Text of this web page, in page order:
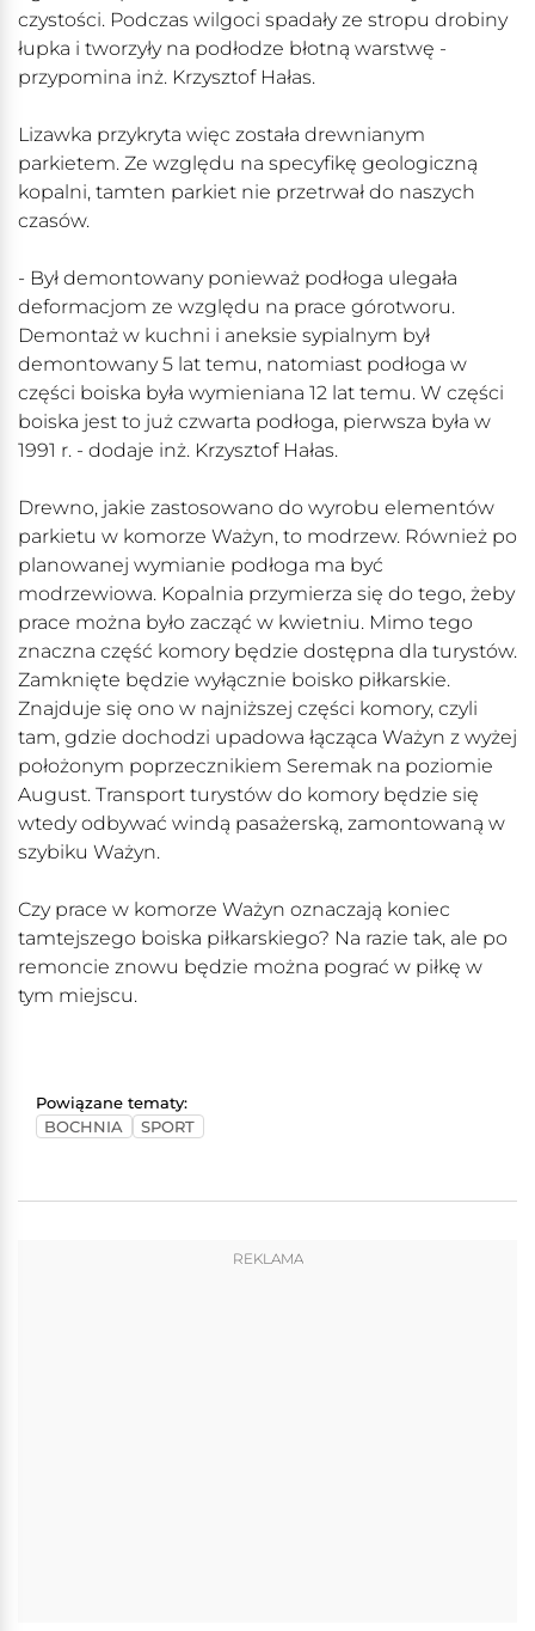
czystości. Podczas wilgoci spadały ze stropu drobiny
łupka i tworzyły na podłodze błotną warstwę -
przypomina inż. Krzysztof Hałas.
Lizawka przykryta więc została drewnianym
parkietem. Ze względu na specyfikę geologiczną
kopalni, tamten parkiet nie przetrwał do naszych
czasów.
- Był demontowany ponieważ podłoga ulegała
deformacjom ze względu na prace górotworu.
Demontaż w kuchni i aneksie sypialnym był
demontowany 5 lat temu, natomiast podłoga w
części boiska była wymieniana 12 lat temu. W części
boiska jest to już czwarta podłoga, pierwsza była w
1991 r. - dodaje inż. Krzysztof Hałas.
Drewno, jakie zastosowano do wyrobu elementów
parkietu w komorze Ważyn, to modrzew. Również po
planowanej wymianie podłoga ma być
modrzewiowa. Kopalnia przymierza się do tego, żeby
prace można było zacząć w kwietniu. Mimo tego
znaczna część komory będzie dostępna dla turystów.
Zamknięte będzie wyłącznie boisko piłkarskie.
Znajduje się ono w najniższej części komory, czyli
tam, gdzie dochodzi upadowa łącząca Ważyn z wyżej
położonym poprzecznikiem Seremak na poziomie
August. Transport turystów do komory będzie się
wtedy odbywać windą pasażerską, zamontowaną w
szybiku Ważyn.
Czy prace w komorze Ważyn oznaczają koniec
tamtejszego boiska piłkarskiego? Na razie tak, ale po
remoncie znowu będzie można pograć w piłkę w
tym miejscu.
Powiązane tematy:
BOCHNIA
SPORT
REKLAMA